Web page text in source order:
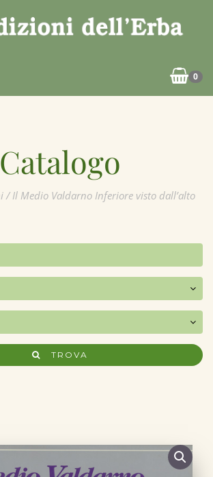
0
Catalogo
/ Il Medio Valdarno Inferiore visto dall’alto
TROVA